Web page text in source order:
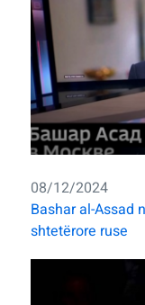
08/12/2024
Bashar al-Assad
shtetërore ruse